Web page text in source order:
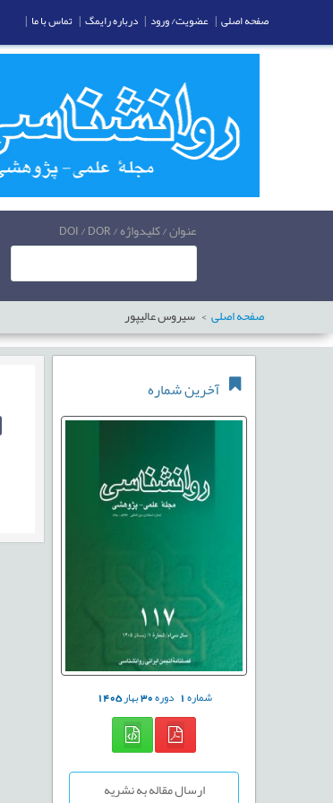
عنوان / کلیدواژه / DOI / DOR
صفحه اصلی سیروس عالیپور
آخرین شماره
شماره1 دوره30بهار1405
ارسال مقاله به نشریه
صفحه اصلی | عضویت/ ورود | درباره رایمگ | تماس با ما |